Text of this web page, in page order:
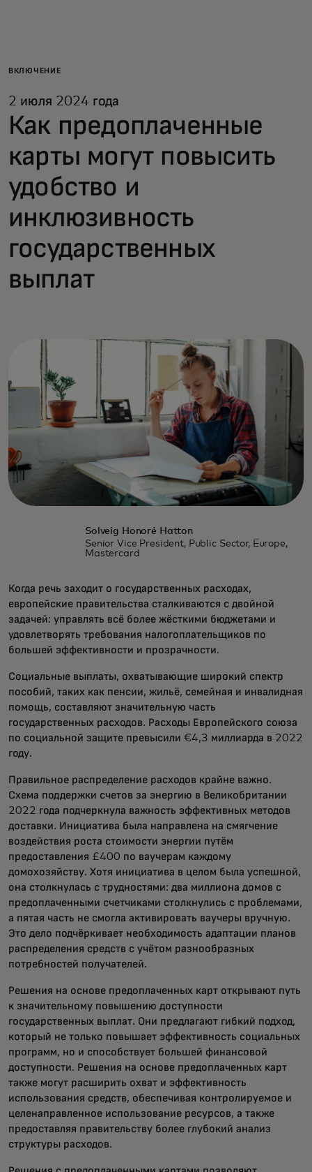
Для бизнеса
Для новаторов
Новости и тренды
ВКЛЮЧЕНИЕ
2 июля 2024 года
Как предоплаченные
карты могут повысить
удобство и
инклюзивность
государственных
выплат
Solveig Honoré Hatton
Senior Vice President, Public Sector, Europe,
Mastercard
Когда речь заходит о государственных расходах,
европейские правительства сталкиваются с двойной
задачей: управлять всё более жёсткими бюджетами и
удовлетворять требования налогоплательщиков по
большей эффективности и прозрачности.
Социальные выплаты, охватывающие широкий спектр
пособий, таких как пенсии, жильё, семейная и инвалидная
помощь, составляют значительную часть
государственных расходов. Расходы Европейского союза
по социальной защите превысили €4,3 миллиарда в 2022
году.
Правильное распределение расходов крайне важно.
Схема поддержки счетов за энергию в Великобритании
2022 года подчеркнула важность эффективных методов
доставки. Инициатива была направлена на смягчение
воздействия роста стоимости энергии путём
предоставления £400 по ваучерам каждому
домохозяйству. Хотя инициатива в целом была успешной,
она столкнулась с трудностями: два миллиона домов с
предоплаченными счетчиками столкнулись с проблемами,
а пятая часть не смогла активировать ваучеры вручную.
Это дело подчёркивает необходимость адаптации планов
распределения средств с учётом разнообразных
потребностей получателей.
Решения на основе предоплаченных карт открывают путь
к значительному повышению доступности
государственных выплат. Они предлагают гибкий подход,
который не только повышает эффективность социальных
программ, но и способствует большей финансовой
доступности. Решения на основе предоплаченных карт
также могут расширить охват и эффективность
использования средств, обеспечивая контролируемое и
целенаправленное использование ресурсов, а также
предоставляя правительству более глубокий анализ
структуры расходов.